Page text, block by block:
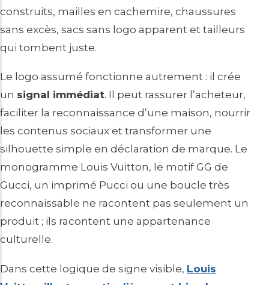
construits, mailles en cachemire, chaussures
sans excès, sacs sans logo apparent et tailleurs
qui tombent juste.
Le logo assumé fonctionne autrement : il crée
un signal immédiat. Il peut rassurer l’acheteur,
faciliter la reconnaissance d’une maison, nourrir
les contenus sociaux et transformer une
silhouette simple en déclaration de marque. Le
monogramme Louis Vuitton, le motif GG de
Gucci, un imprimé Pucci ou une boucle très
reconnaissable ne racontent pas seulement un
produit ; ils racontent une appartenance
culturelle.
Dans cette logique de signe visible, Louis